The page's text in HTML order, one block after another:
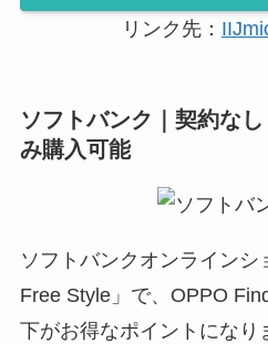
リンク先：
ソフトバンク｜契約な
み購入可能
ソフトバンクオンラインシ
Free Style」で、OPPO
下がお得なポイントになり